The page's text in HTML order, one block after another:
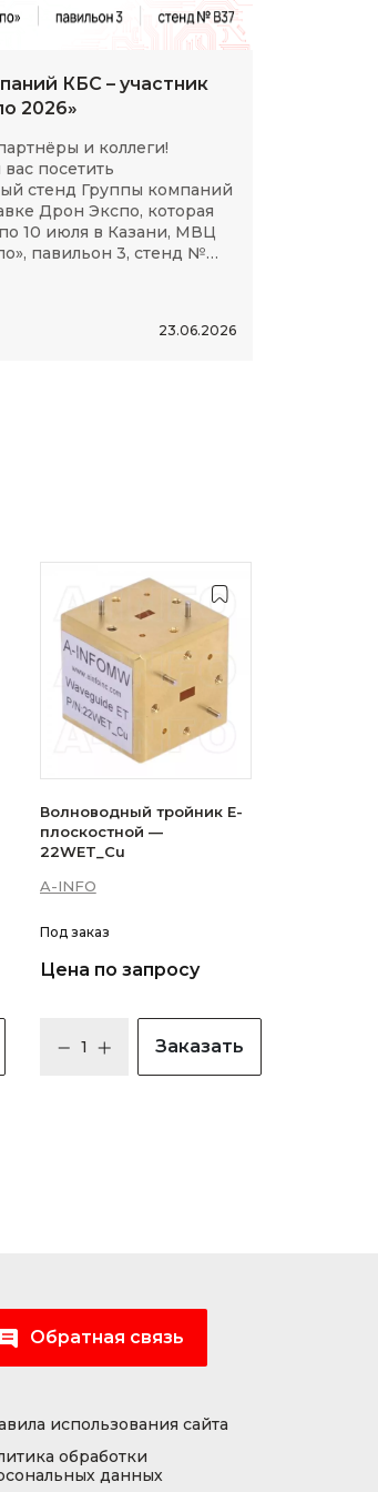
КБС – участник
2026»
и коллеги!
посетить
стенд Группы компаний
Дрон Экспо, которая
10 июля в Казани, МВЦ
павильон 3, стенд №
23.06.2026
Волноводный тройник E-
плоскостной —
22WET_Cu
A-INFO
Под заказ
Цена по запросу
Заказать
Обратная связь
использования сайта
обработки
данных